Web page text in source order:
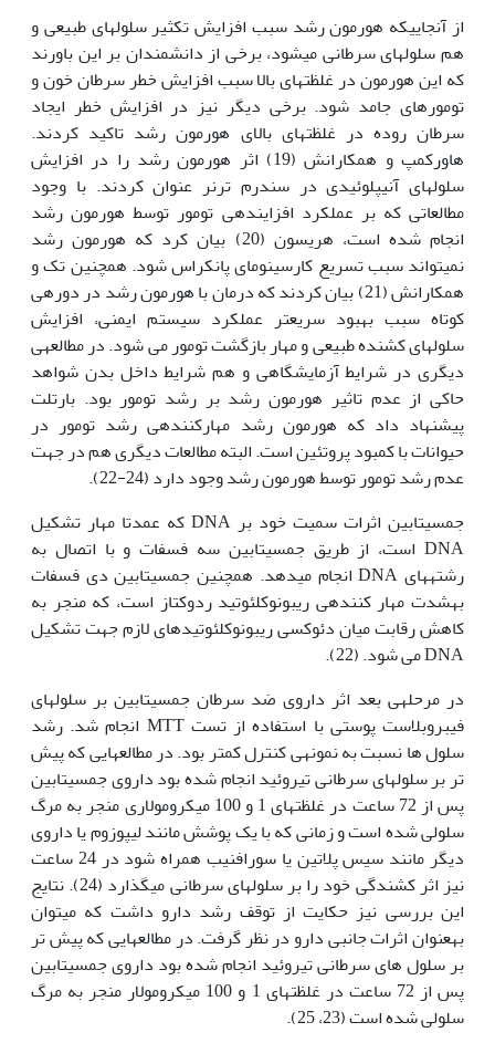
از آنجایی‏که هورمون رشد سبب افزایش تکثیر سلول‏های طبیعی و
هم سلول‏های سرطانی می‏شود، برخی از دانشمندان بر این باورند
که این هورمون در غلظت‏های بالا سبب افزایش خطر سرطان خون و
تومورهای جامد شود. برخی دیگر نیز در افزایش خطر ایجاد
سرطان روده در غلظت‏های بالای هورمون رشد تاکید کردند.
هاورکمپ و همکارانش (19) اثر هورمون رشد را در افزایش
سلول‏های آنیپلوئیدی در سندرم ترنر عنوان کردند. با وجود
مطالعاتی که بر عملکرد افزاینده‏ی تومور توسط هورمون رشد
انجام شده است، هریسون (20) بیان کرد که هورمون رشد
نمی‏تواند سبب تسریع کارسینومای پانکراس شود. همچنین تک و
همکارانش (21) بیان کردند که درمان با هورمون رشد در دوره‏ی
کوتاه سبب بهبود سریع‏تر عملکرد سیستم ایمنی، افزایش
سلول‏های کشنده طبیعی و مهار بازگشت تومور می شود. در مطالعه‏ی
دیگری در شرایط آزمایشگاهی و هم شرایط داخل بدن شواهد
حاکی از عدم تاثیر هورمون رشد بر رشد تومور بود. بارتلت
پیشنهاد داد که هورمون رشد مهارکننده‏ی رشد تومور در
حیوانات با کمبود پروتئین است. البته مطالعات دیگری هم در جهت
عدم رشد تومور توسط هورمون رشد وجود دارد (24-22).
جمسیتابین اثرات سمیت خود بر DNA که عمدتا مهار تشکیل
DNA است، از طریق جمسیتابین سه فسفات و با اتصال به
رشته‏های DNA انجام می‏دهد. همچنین جمسیتابین دی فسفات
به‏شدت مهار کننده‏ی ریبونوکلئوتید ردوکتاز است، که منجر به
کاهش رقابت میان دئوکسی ریبونوکلئوتیدهای لازم جهت تشکیل
DNA می شود. (22).
در مرحله‏ی بعد اثر داروی ضد سرطان جمسیتابین بر سلول‏های
فیبروبلاست پوستی با استفاده از تست MTT انجام شد. رشد
سلول ها نسبت به نمونه‏ی کنترل کمتر بود. در مطالعه‏ایی که پیش
تر بر سلول‏های سرطانی تیروئید انجام شده بود داروی جمسیتابین
پس از 72 ساعت در غلظت‏های 1 و 100 میکرومولاری منجر به مرگ
سلولی شده است و زمانی که با یک پوشش مانند لیپوزوم یا داروی
دیگر مانند سیس پلاتین یا سورافنیب همراه شود در 24 ساعت
نیز اثر کشندگی خود را بر سلول‏های سرطانی می‏گذارد (24). نتایج
این بررسی نیز حکایت از توقف رشد دارو داشت که می‏توان
به‏عنوان اثرات جانبی دارو در نظر گرفت. در مطالعه‏ایی که پیش تر
بر سلول های سرطانی تیروئید انجام شده بود داروی جمسیتابین
پس از 72 ساعت در غلظت‫های 1 و 100 میکرومولار منجر به مرگ
سلولی شده است (23، 25).